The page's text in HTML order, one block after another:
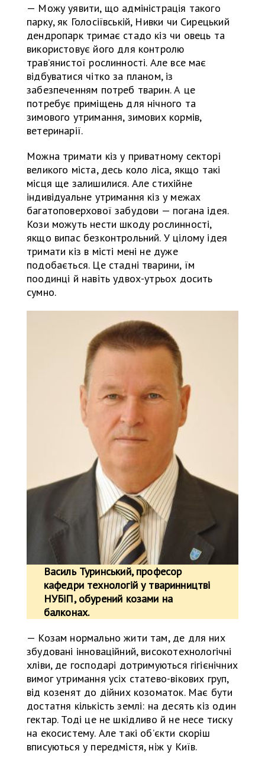
— Можу уявити, що адміністрація такого
парку, як Голосіївській, Нивки чи Сирецький
дендропарк тримає стадо кіз чи овець та
використовує його для контролю
травʼянистої рослинності. Але все має
відбуватися чітко за планом, із
забезпеченням потреб тварин. А це
потребує приміщень для нічного та
зимового утримання, зимових кормів,
ветеринарії.
Можна тримати кіз у приватному секторі
великого міста, десь коло ліса, якщо такі
місця ще залишилися. Але стихійне
індивідуальне утримання кіз у межах
багатоповерхової забудови — погана ідея.
Кози можуть нести шкоду рослинності,
якщо випас безконтрольний. У цілому ідея
тримати кіз в місті мені не дуже
подобається. Це стадні тварини, їм
поодинці й навіть удвох-утрьох досить
сумно.
Василь Туринський, професор
кафедри технологій у тваринництві
НУБіП, обурений козами на
балконах.
— Козам нормально жити там, де для них
збудовані інноваційний, високотехнологічні
хліви, де господарі дотримуються гігієнічних
вимог утримання усіх статево-вікових груп,
від козенят до дійних козоматок. Має бути
достатня кількість землі: на десять кіз один
гектар. Тоді це не шкідливо й не несе тиску
на екосистему. Але такі об’єкти скоріш
вписуються у передмістя, ніж у Київ.